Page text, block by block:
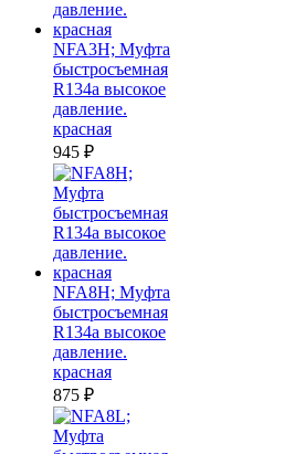
NFA3H; Муфта
быстросъемная
R134a высокое
давление.
красная
945 ₽
NFA8H; Муфта
быстросъемная
R134a высокое
давление.
красная
875 ₽